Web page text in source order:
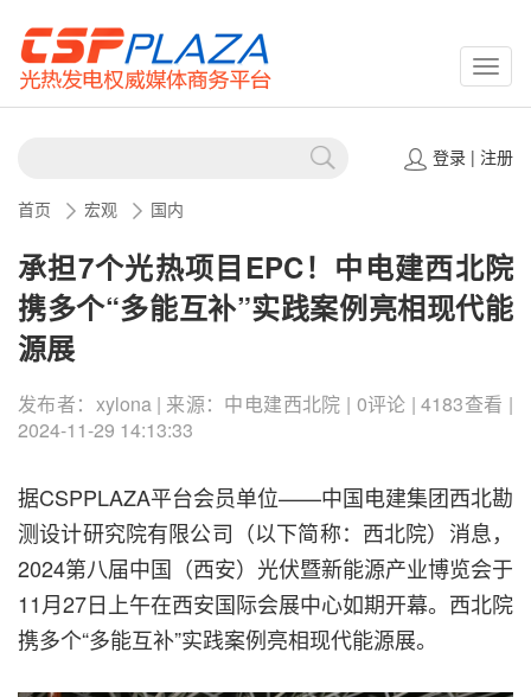
登录| 注册
首页 宏观 国内
承担7个光热项目EPC！中电建西北院
携多个“多能互补”实践案例亮相现代能
源展
发布者：xylona | 来源：中电建西北院 | 0评论 | 4183查看 |
2024-11-29 14:13:33
据CSPPLAZA平台会员单位——中国电建集团西北勘
测设计研究院有限公司（以下简称：西北院）消息，
2024第八届中国（西安）光伏暨新能源产业博览会于
11月27日上午在西安国际会展中心如期开幕。西北院
携多个“多能互补”实践案例亮相现代能源展。